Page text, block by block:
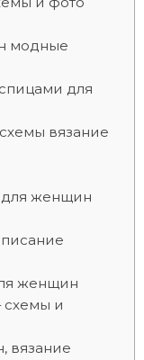
модные
для
вязание
женщин
женщин
и
вязание